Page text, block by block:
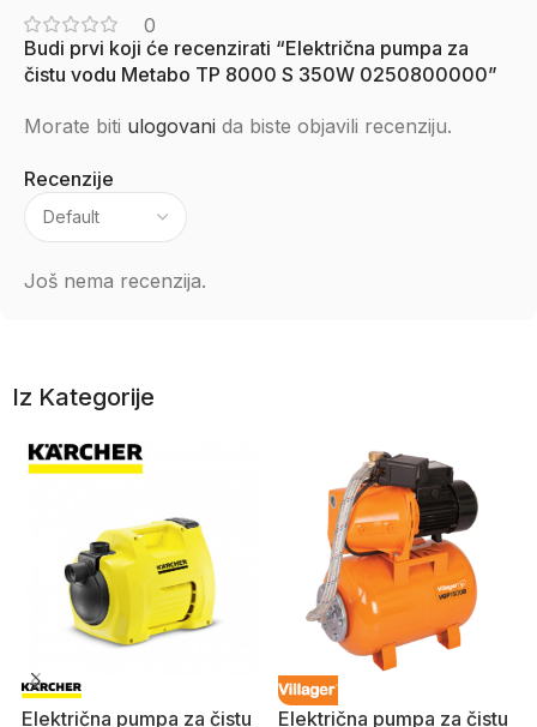
0
Recenzije
Još nema recenzija.
Budi prvi koji će recenzirati “Električna pumpa za
čistu vodu Metabo TP 8000 S 350W 0250800000”
Morate biti ulogovani da biste objavili recenziju.
Iz Kategorije
Električna pumpa za čistu
Električna pumpa za čistu